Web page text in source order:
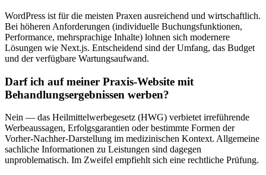
WordPress ist für die meisten Praxen ausreichend und wirtschaftlich.
Bei höheren Anforderungen (individuelle Buchungsfunktionen,
Performance, mehrsprachige Inhalte) lohnen sich modernere
Lösungen wie Next.js. Entscheidend sind der Umfang, das Budget
und der verfügbare Wartungsaufwand.
Darf ich auf meiner Praxis-Website mit
Behandlungsergebnissen werben?
Nein — das Heilmittelwerbegesetz (HWG) verbietet irreführende
Werbeaussagen, Erfolgsgarantien oder bestimmte Formen der
Vorher-Nachher-Darstellung im medizinischen Kontext. Allgemeine
sachliche Informationen zu Leistungen sind dagegen
unproblematisch. Im Zweifel empfiehlt sich eine rechtliche Prüfung.